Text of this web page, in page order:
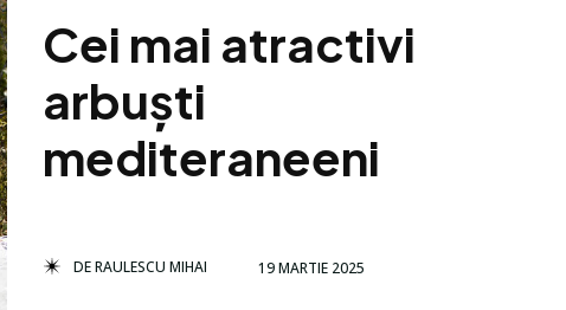
Cei mai atractivi
arbuști
mediteraneeni
DERAULESCU MIHAI 19 MARTIE 2025